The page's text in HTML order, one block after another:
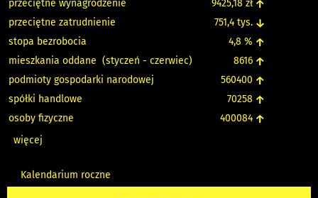
przeciętne wynagrodzenie 9425,18 zł ↑
przeciętne zatrudnienie 751,4 tys. ↓
stopa bezrobocia 4,8 % ↑
mieszkania oddane (styczeń - czerwiec) 8616 ↑
podmioty gospodarki narodowej 560400 ↑
spółki handlowe 70258 ↑
osoby fizyczne 400084 ↑
więcej
Kalendarium roczne